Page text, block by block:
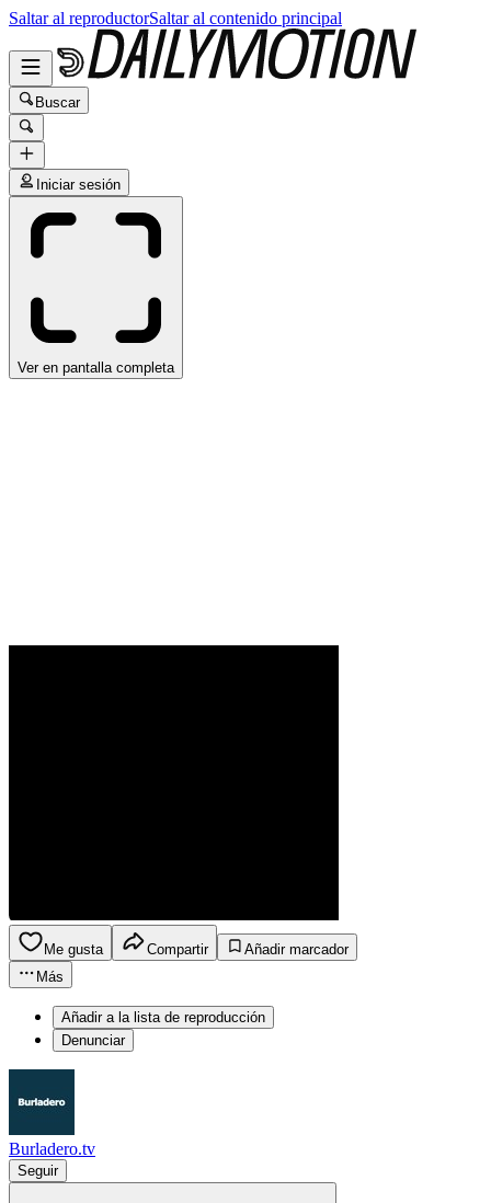
Saltar al reproductorSaltar al contenido principal
Buscar
Iniciar sesión
Ver en pantalla completa
Me gusta Compartir
Añadir marcador
Más
Añadir a la lista de reproducción
Denunciar
Burladero.tv
Seguir